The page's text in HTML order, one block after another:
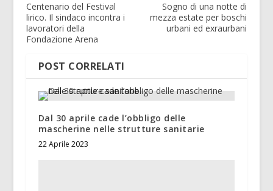
Centenario del Festival
lirico. Il sindaco incontra i
lavoratori della
Fondazione Arena
Sogno di una notte di
mezza estate per boschi
urbani ed exraurbani
POST CORRELATI
Dal 30 aprile cade l’obbligo delle
mascherine nelle strutture sanitarie
22 Aprile 2023